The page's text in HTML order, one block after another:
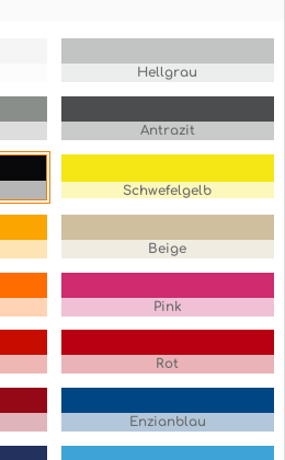
Hellgrau
Antrazit
Schwefelgelb
Beige
Pink
Rot
Enzianblau